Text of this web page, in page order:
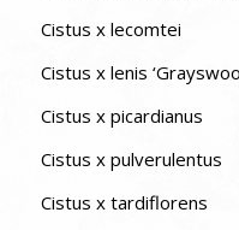
Cistus x lecomtei
Cistus x lenis
Cistus x picardianus
Cistus x pulverulentus
Cistus x tardiflorens